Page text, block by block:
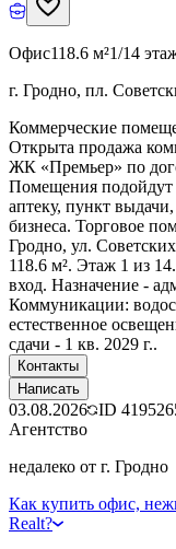
Офис118.6 м²1/14
г. Гродно, пл.
Коммерческие
Открыта продажа
ЖК «Премьер» по
Помещения подойдут
аптеку, пункт
бизнеса. Торговое
Гродно, ул.
118.6 м². Этаж 1 из
вход. Назначение -
Коммуникации:
естественное
сдачи - 1 кв. 2029 г..
Контакты
Написать
03.08.2026 ID
Агентство
недалеко от г. Гродно
Как купить офис,
Realt?